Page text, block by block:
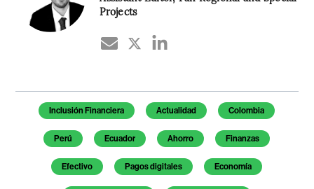
Projects
Temas de este artículo
Inclusión Financiera Actualidad Colombia
Perú Ecuador Ahorro Finanzas
Efectivo Pagos digitales Economía